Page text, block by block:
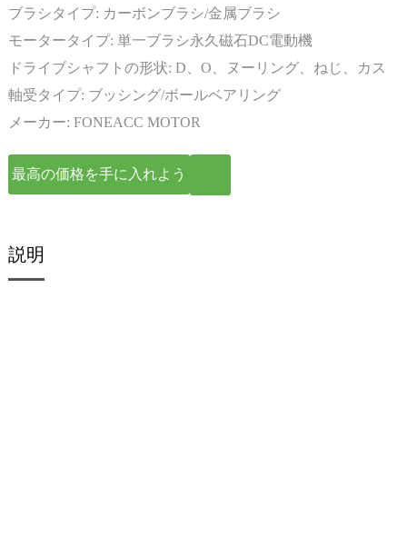
ブラシタイプ: カーボンブラシ/金属ブラシ
モータータイプ: 単一ブラシ永久磁石DC電動機
ドライブシャフトの形状: D、O、ヌーリング、ねじ、カス
タマイズ
軸受タイプ: ブッシング/ボールベアリング
メーカー: FONEACC MOTOR
最高の価格を手に入れよう
説明